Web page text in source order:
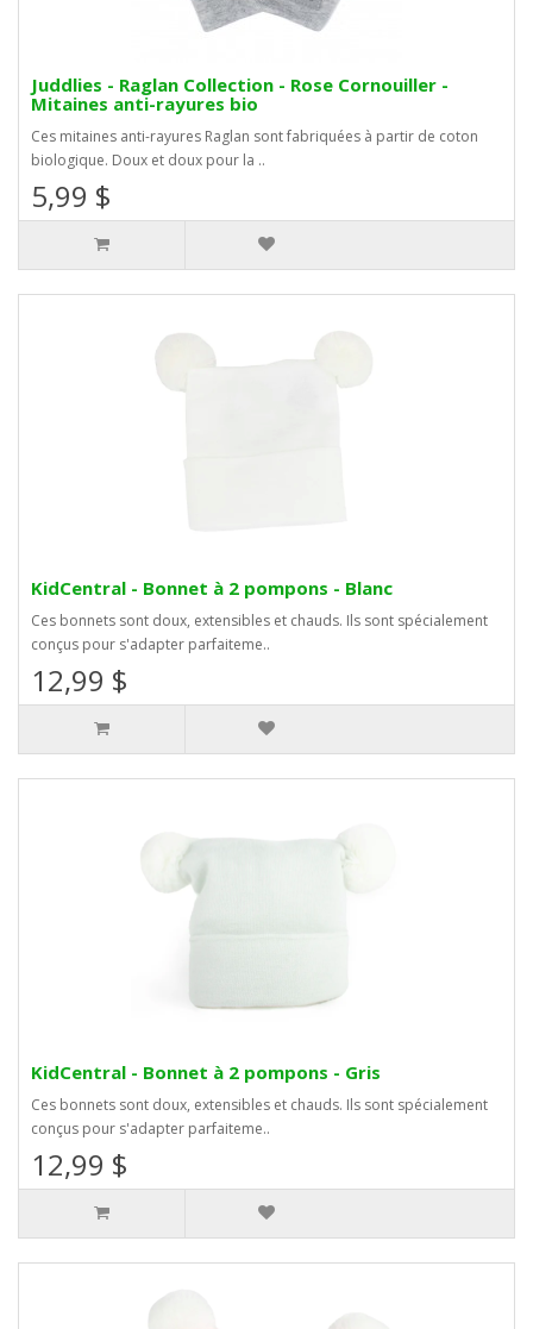
Juddlies - Raglan Collection - Rose Cornouiller -
Mitaines anti-rayures bio
Ces mitaines anti-rayures Raglan sont fabriquées à partir de coton
biologique. Doux et doux pour la ..
5,99 $
KidCentral - Bonnet à 2 pompons - Blanc
Ces bonnets sont doux, extensibles et chauds. Ils sont spécialement
conçus pour s'adapter parfaiteme..
12,99 $
KidCentral - Bonnet à 2 pompons - Gris
Ces bonnets sont doux, extensibles et chauds. Ils sont spécialement
conçus pour s'adapter parfaiteme..
12,99 $